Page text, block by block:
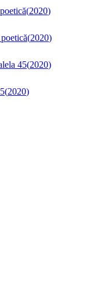
(2020)
(2020)
45(2020)
(2020)